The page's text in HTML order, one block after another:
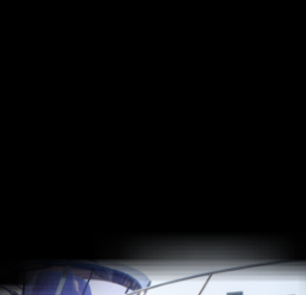
テッカー”についてお話をうかが